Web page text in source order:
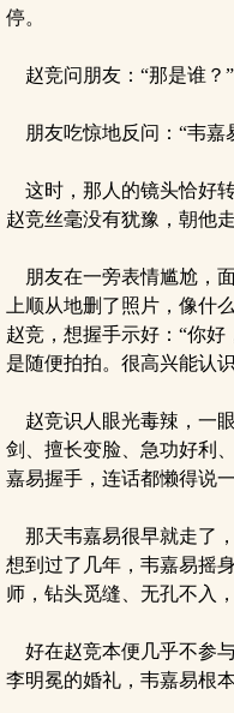
停。
赵竞问朋友：“那是谁？”
朋友吃惊地反问：“韦嘉
这时，那人的镜头恰好
赵竞丝毫没有犹豫，朝他
朋友在一旁表情尴尬，
上顺从地删了照片，像什
赵竞，想握手示好：“你
是随便拍拍。很高兴能认
赵竞识人眼光毒辣，一
剑、擅长变脸、急功好利
嘉易握手，连话都懒得说
那天韦嘉易很早就走了
想到过了几年，韦嘉易摇
师，钻头觅缝、无孔不入
好在赵竞本便几乎不参
李明冕的婚礼，韦嘉易根